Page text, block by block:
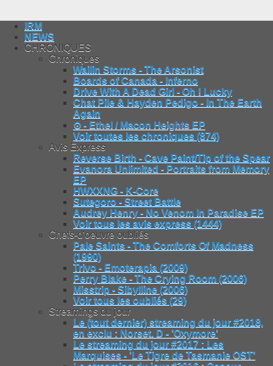
IRM
NEWS
CHRONIQUES
Chroniques
Wailin Storms - The Arsonist
Boards of Canada - Inferno
Drive With A Dead Girl - Oh ! Lucky
Chat Pile & Hayden Pedigo - In The Earth
Again
⊙ - Ethel / Macon Heights EP
Voir toutes les chroniques (874)
Avis Express
Reverse Birth - Cave Paint/Tip of the Spear
Evanora Unlimited - Portraits from Memory
EP
HWXXNG - K-Core
Sutegoro - Street Battle
Audrey Henry - No Venom In Paradise EP
Voir tous les avis express (1444)
Chefs-d'oeuvre oubliés
Pale Saints - The Comforts Of Madness
(1990)
Trivo - Emoterapia (2009)
Perry Blake - The Crying Room (2006)
Misstrip - Sibylline (2006)
Voir tous les oubliés (29)
Streamings du jour
Le (tout dernier) streaming du jour #2018,
en exclu : Norset. D - ’Oxymore’
Le streaming du jour #2017 : Les
Marquises - ’Le Tigre de Tasmanie OST’